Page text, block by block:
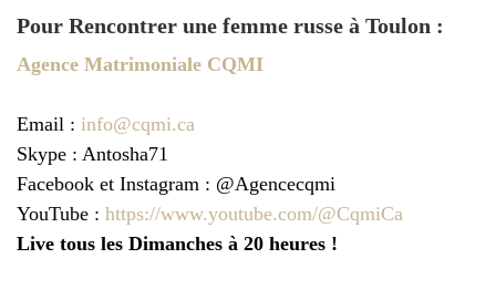
Pour Rencontrer une femme russe à Toulon :
Agence Matrimoniale CQMI
Email : info@cqmi.ca
Skype : Antosha71
Facebook et Instagram : @Agencecqmi
YouTube : https://www.youtube.com/@CqmiCa
Live tous les Dimanches à 20 heures !